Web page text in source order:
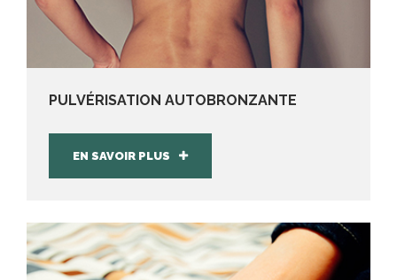
PULVÉRISATION AUTOBRONZANTE
EN SAVOIR PLUS